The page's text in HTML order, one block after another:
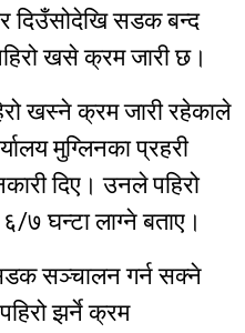
दिउँसोदेखि सडक बन्द
खसे क्रम जारी छ।
खस्ने क्रम जारी रहेकाले
मुग्लिनका प्रहरी
दिए। उनले पहिरो
७ घन्टा लाग्ने बताए।
सडक सञ्चालन गर्न सक्ने
झर्ने क्रम